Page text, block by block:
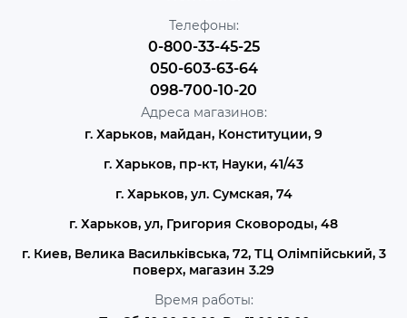
Телефоны:
0-800-33-45-25
050-603-63-64
098-700-10-20
Адреса магазинов:
г. Харьков, майдан, Конституции, 9
г. Харьков, пр-кт, Науки, 41/43
г. Харьков, ул. Сумская, 74
г. Харьков, ул, Григория Сковороды, 48
г. Киев, Велика Васильківська, 72, ТЦ Олімпійський, 3
поверх, магазин 3.29
Время работы: